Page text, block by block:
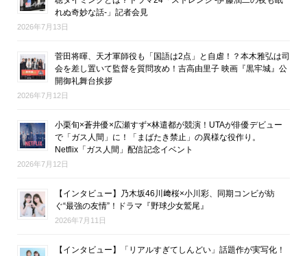
れぬ奇妙な話-」記者会見
2026年7月13日
菅田将暉、天才軍師役も「国語は2点」と自虐！？本木雅弘は司
会を差し置いて監督を質問攻め！吉高由里子 映画『黒牢城』公
開御礼舞台挨拶
2026年7月12日
小栗旬×蒼井優×広瀬すず×林遣都が競演！UTAが俳優デビュー
で「ガス人間」に！「まばたき禁止」の異様な役作り。
Netflix「ガス人間」配信記念イベント
2026年7月12日
【インタビュー】乃木坂46川﨑桜×小川彩、同期コンビが紡
ぐ“最強の友情”！ドラマ『野球少女鷲尾』
2026年7月11日
【インタビュー】「リアルすぎてしんどい」話題作が実写化！